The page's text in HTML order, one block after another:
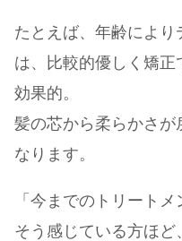
たとえば、年齢によ
は、比較的優しく矯
効果的。
髪の芯から柔らかさが
なります。
「今までのトリート
そう感じている方ほど